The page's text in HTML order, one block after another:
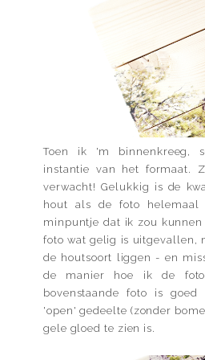
Toen ik 'm binnenkreeg,
instantie van het formaat.
verwacht! Gelukkig is de
hout als de foto
minpuntje dat ik zou
foto wat gelig is uitgevallen,
de houtsoort liggen - en
de manier hoe ik de
bovenstaande foto is
'open' gedeelte (zonder
gele gloed te zien is.